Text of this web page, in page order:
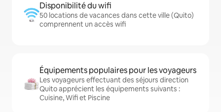
Disponibilité du wifi
50 locations de vacances dans cette ville (Quito)
comprennent un accès wifi
Équipements populaires pour les voyageurs
Les voyageurs effectuant des séjours direction
Quito apprécient les équipements suivants :
Cuisine, Wifi et Piscine